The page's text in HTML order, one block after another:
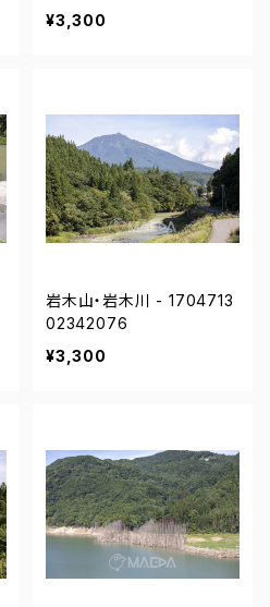
¥3,300
岩木山・岩木川 - 1704713
02342076
¥3,300